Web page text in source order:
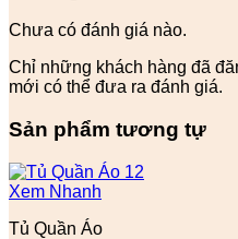
Chưa có đánh giá nào.
Chỉ những khách hàng đã
mới có thể đưa ra đánh giá.
Sản phẩm tương tự
Xem Nhanh
Tủ Quần Áo